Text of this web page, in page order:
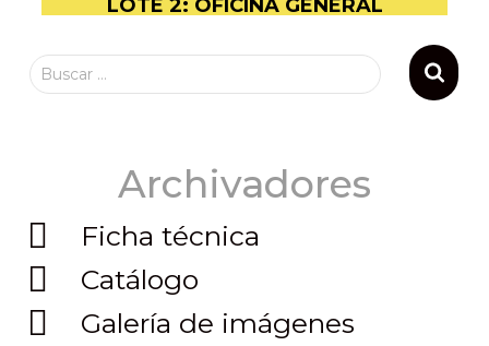
LOTE 2: OFICINA GENERAL
Buscar …
Archivadores
Ficha técnica
Catálogo
Galería de imágenes